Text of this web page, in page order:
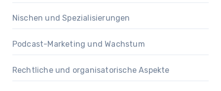
Nischen und Spezialisierungen
Podcast-Marketing und Wachstum
Rechtliche und organisatorische Aspekte